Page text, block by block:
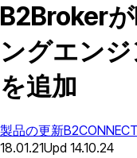
B2Broker
ングエン
を追加
製品の更新B2CONNECT
18.01.21Upd 14.10.24